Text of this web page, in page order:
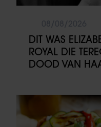
DIT WAS
ROYAL DIE
DOOD VAN